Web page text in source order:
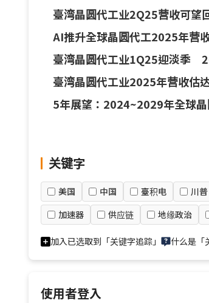
臺湾晶圆代工业2Q25营收可
AI推升全球晶圆代工2025年营
臺湾晶圆代工业1Q25迎淡季
臺湾晶圆代工业2025年营收
5年展望：2024~2029年全球
关键字
美国 中国 臺积电 川普
加速器
供应链 地缘政治
加入已选取到「关键字追踪」 什么是「
使用者登入